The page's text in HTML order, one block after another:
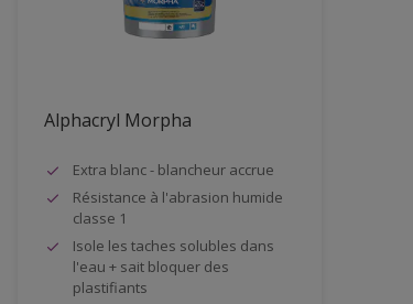
Alphacryl Morpha
Extra blanc - blancheur accrue
Résistance à l'abrasion humide
classe 1
Isole les taches solubles dans
l'eau + sait bloquer des
plastifiants